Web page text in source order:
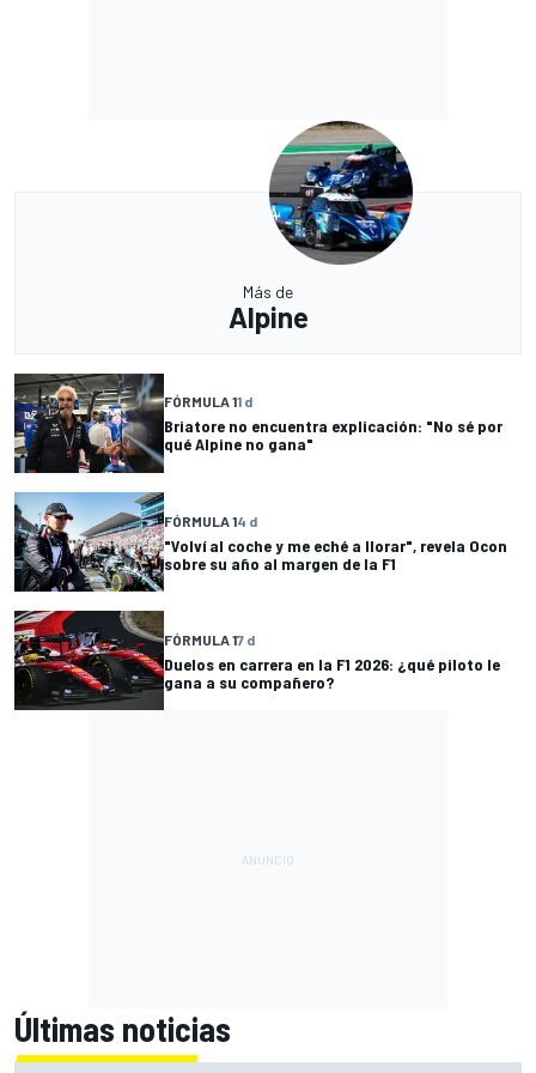
Más de
Alpine
FÓRMULA 11 d
Briatore no encuentra explicación: "No sé por
qué Alpine no gana"
FÓRMULA 14 d
"Volví al coche y me eché a llorar", revela Ocon
sobre su año al margen de la F1
FÓRMULA 17 d
Duelos en carrera en la F1 2026: ¿qué piloto le
gana a su compañero?
Últimas noticias